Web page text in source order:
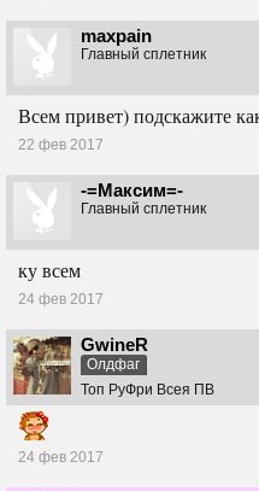
maxpain
Главный сплетник
Всем привет) подскажите
22 фев 2017
-=Максим=-
Главный сплетник
ку всем
24 фев 2017
GwineR
Олдфаг
Топ РуФри Всея ПВ
24 фев 2017